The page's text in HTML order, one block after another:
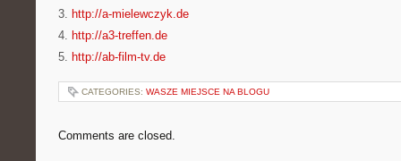
3. http://a-mielewczyk.de
4. http://a3-treffen.de
5. http://ab-film-tv.de
CATEGORIES: WASZE MIEJSCE NA BLOGU
Comments are closed.